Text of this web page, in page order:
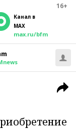
16+
Канал в
MAX
max.ru/bfm